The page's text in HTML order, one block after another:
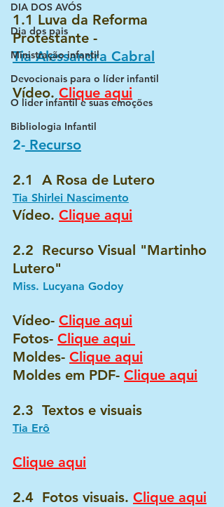
DIA DOS AVÓS
Dia dos pais
Ministração infantil
Devocionais para o líder infantil
O lider infantil e suas emoções
Bibliologia Infantil
1.1 Luva da Reforma
Protestante -
Tia Alessandra Cabral
Vídeo. Clique aqui
2- Recurso
2.1  A Rosa de Lutero
Tia Shirlei Nascimento
Vídeo. Clique aqui
2.2  Recurso Visual "Martinho
Lutero"
Miss. Lucyana Godoy
Vídeo- Clique aqui
Fotos- Clique aqui
Moldes- Clique aqui
Moldes em PDF- Clique aqui
2.3  Textos e visuais
Tia Erô
Clique aqui
2.4  Fotos visuais. Clique aqui